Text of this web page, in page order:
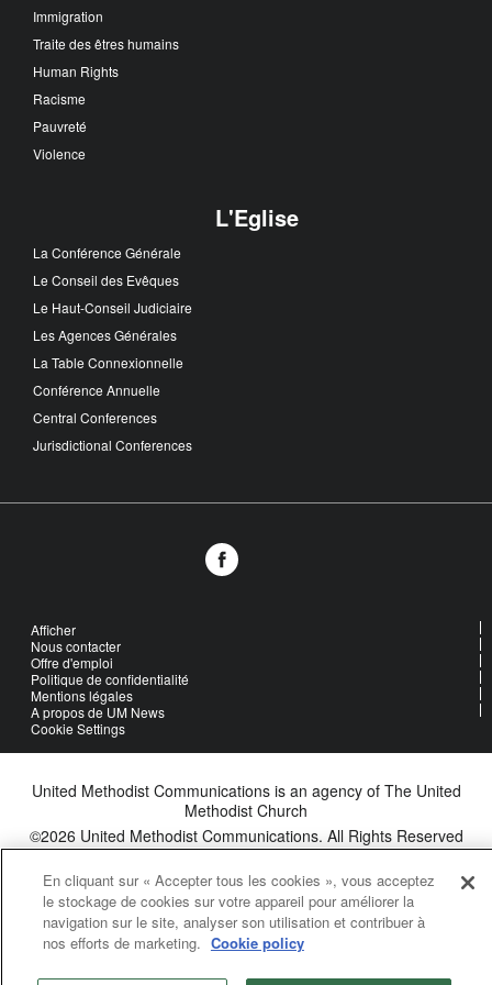
Immigration
Traite des êtres humains
Human Rights
Racisme
Pauvreté
Violence
L'Eglise
La Conférence Générale
Le Conseil des Evêques
Le Haut-Conseil Judiciaire
Les Agences Générales
La Table Connexionnelle
Conférence Annuelle
Central Conferences
Jurisdictional Conferences
Afficher
Nous contacter
Offre d'emploi
Politique de confidentialité
Mentions légales
A propos de UM News
Cookie Settings
United Methodist Communications is an agency of The United
Methodist Church
©2026United Methodist Communications. All Rights Reserved
En cliquant sur « Accepter tous les cookies », vous acceptez
le stockage de cookies sur votre appareil pour améliorer la
navigation sur le site, analyser son utilisation et contribuer à
nos efforts de marketing. Cookie policy